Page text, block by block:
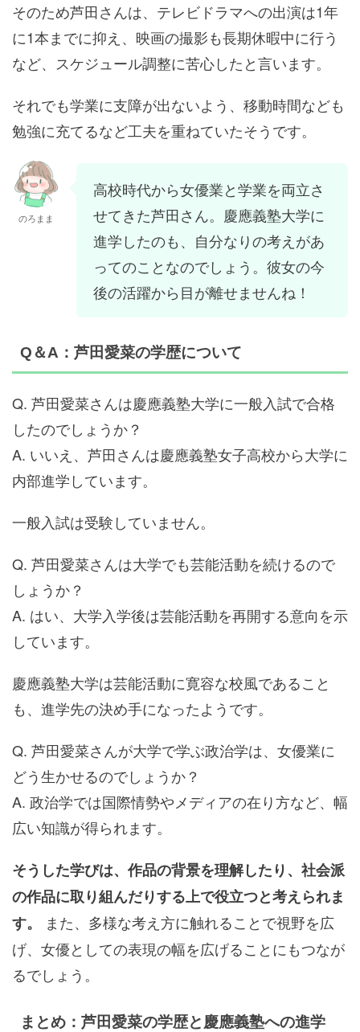
そのため芦田さんは、テレビドラマへの出演は1年
に1本までに抑え、映画の撮影も長期休暇中に行う
など、スケジュール調整に苦心したと言います。
それでも学業に支障が出ないよう、移動時間なども
勉強に充てるなど工夫を重ねていたそうです。
のろまま
高校時代から女優業と学業を両立さ
せてきた芦田さん。慶應義塾大学に
進学したのも、自分なりの考えがあ
ってのことなのでしょう。彼女の今
後の活躍から目が離せませんね！
Q＆A：芦田愛菜の学歴について
Q. 芦田愛菜さんは慶應義塾大学に一般入試で合格
したのでしょうか？
A. いいえ、芦田さんは慶應義塾女子高校から大学に
内部進学しています。
一般入試は受験していません。
Q. 芦田愛菜さんは大学でも芸能活動を続けるので
しょうか？
A. はい、大学入学後は芸能活動を再開する意向を示
しています。
慶應義塾大学は芸能活動に寛容な校風であること
も、進学先の決め手になったようです。
Q. 芦田愛菜さんが大学で学ぶ政治学は、女優業に
どう生かせるのでしょうか？
A. 政治学では国際情勢やメディアの在り方など、幅
広い知識が得られます。
そうした学びは、作品の背景を理解したり、社会派
の作品に取り組んだりする上で役立つと考えられま
す。
また、多様な考え方に触れることで視野を広
げ、女優としての表現の幅を広げることにもつなが
るでしょう。
まとめ：芦田愛菜の学歴と慶應義塾への進学